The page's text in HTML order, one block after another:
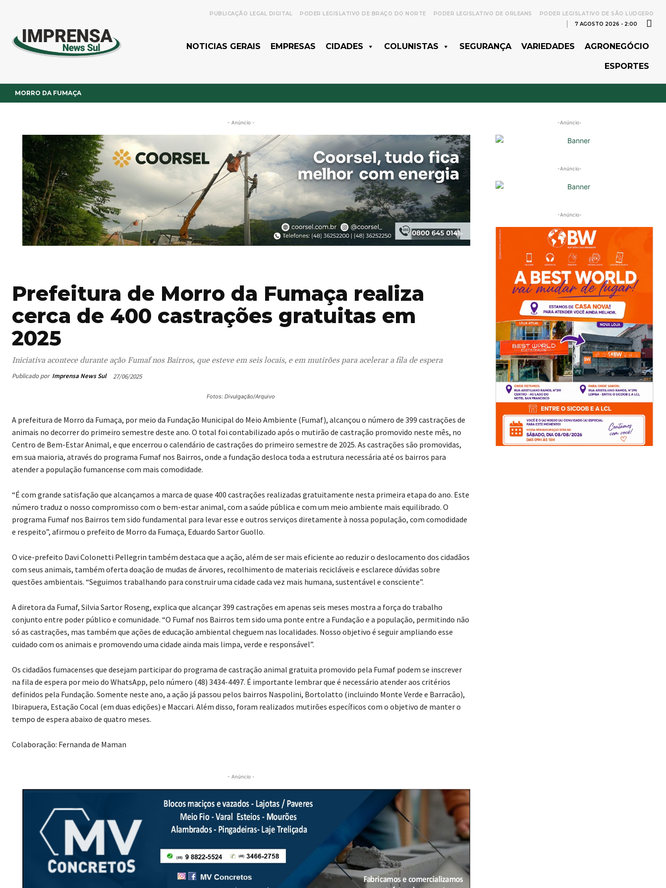
PUBLICAÇÃO LEGAL DIGITAL PODER LEGISLATIVO DE BRAÇO DO NORTE PODER LEGISLATIVO DE ORLEANS
PODER LEGISLATIVO DE SÃO LUDGERO
7 AGOSTO 2026 - 2:00
NOTICIAS GERAIS EMPRESAS CIDADES COLUNISTAS SEGURANÇA VARIEDADES AGRONEGÓCIO
ESPORTES
MORRO DA FUMAÇA
- Anúncio -
Prefeitura de Morro da Fumaça realiza
cerca de 400 castrações gratuitas em
2025
Iniciativa acontece durante ação Fumaf nos Bairros, que esteve em seis locais, e em mutirões para acelerar a fila de espera
Publicado por Imprensa News Sul 27/06/2025
Fotos: Divulgação/Arquivo
A prefeitura de Morro da Fumaça, por meio da Fundação Municipal do Meio Ambiente (Fumaf), alcançou o número de 399 castrações de
animais no decorrer do primeiro semestre deste ano. O total foi contabilizado após o mutirão de castração promovido neste mês, no
Centro de Bem-Estar Animal, e que encerrou o calendário de castrações do primeiro semestre de 2025. As castrações são promovidas,
em sua maioria, através do programa Fumaf nos Bairros, onde a fundação desloca toda a estrutura necessária até os bairros para
atender a população fumancense com mais comodidade.
“É com grande satisfação que alcançamos a marca de quase 400 castrações realizadas gratuitamente nesta primeira etapa do ano. Este
número traduz o nosso compromisso com o bem-estar animal, com a saúde pública e com um meio ambiente mais equilibrado. O
programa Fumaf nos Bairros tem sido fundamental para levar esse e outros serviços diretamente à nossa população, com comodidade
e respeito”, afirmou o prefeito de Morro da Fumaça, Eduardo Sartor Guollo.
O vice-prefeito Davi Colonetti Pellegrin também destaca que a ação, além de ser mais eficiente ao reduzir o deslocamento dos cidadãos
com seus animais, também oferta doação de mudas de árvores, recolhimento de materiais recicláveis e esclarece dúvidas sobre
questões ambientais. “Seguimos trabalhando para construir uma cidade cada vez mais humana, sustentável e consciente”.
A diretora da Fumaf, Silvia Sartor Roseng, explica que alcançar 399 castrações em apenas seis meses mostra a força do trabalho
conjunto entre poder público e comunidade. “O Fumaf nos Bairros tem sido uma ponte entre a Fundação e a população, permitindo não
só as castrações, mas também que ações de educação ambiental cheguem nas localidades. Nosso objetivo é seguir ampliando esse
cuidado com os animais e promovendo uma cidade ainda mais limpa, verde e responsável”.
Os cidadãos fumacenses que desejam participar do programa de castração animal gratuita promovido pela Fumaf podem se inscrever
na fila de espera por meio do WhatsApp, pelo número (48) 3434-4497. É importante lembrar que é necessário atender aos critérios
definidos pela Fundação. Somente neste ano, a ação já passou pelos bairros Naspolini, Bortolatto (incluindo Monte Verde e Barracão),
Ibirapuera, Estação Cocal (em duas edições) e Maccari. Além disso, foram realizados mutirões específicos com o objetivo de manter o
tempo de espera abaixo de quatro meses.
Colaboração: Fernanda de Maman
- Anúncio -
-Anúncio-
-Anúncio-
-Anúncio-